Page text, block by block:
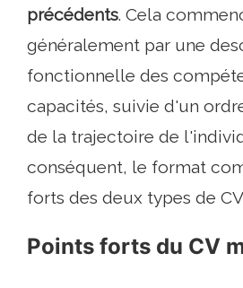
précédents. Cela
généralement par une
fonctionnelle des
capacités, suivie d'un
de la trajectoire de
conséquent, le format
forts des deux types de
Points forts du CV